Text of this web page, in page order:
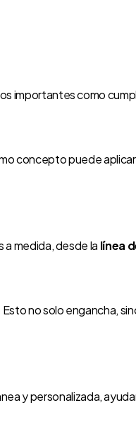
importantes como
concepto puede
a medida, desde la línea
no solo engancha,
y personalizada,